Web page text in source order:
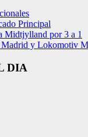
Principal
Midtjylland por 3 a 1
y Lokomotiv
DIA